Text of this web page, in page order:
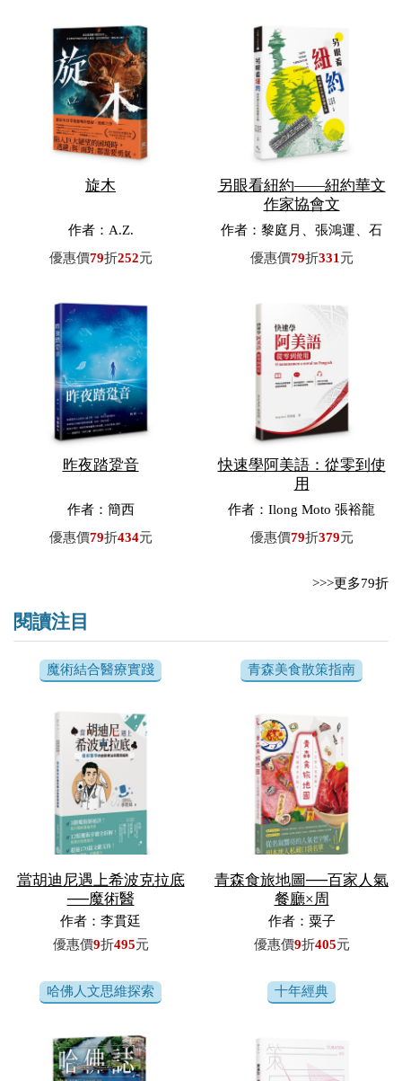
旋木
作者：A.Z.
優惠價79折252元
另眼看紐約——紐約華文
作家協會文
作者：黎庭月、張鴻運、石
文珊／主編
優惠價79折331元
昨夜踏跫音
作者：簡西
優惠價79折434元
快速學阿美語：從零到使
用
作者：Ilong Moto 張裕龍
優惠價79折379元
>>>更多79折
閱讀注目
魔術結合醫療實踐
當胡迪尼遇上希波克拉底
──魔術醫
作者：李貫廷
優惠價9折495元
青森美食散策指南
青森食旅地圖──百家人氣
餐廳×周
作者：粟子
優惠價9折405元
哈佛人文思維探索 十年經典